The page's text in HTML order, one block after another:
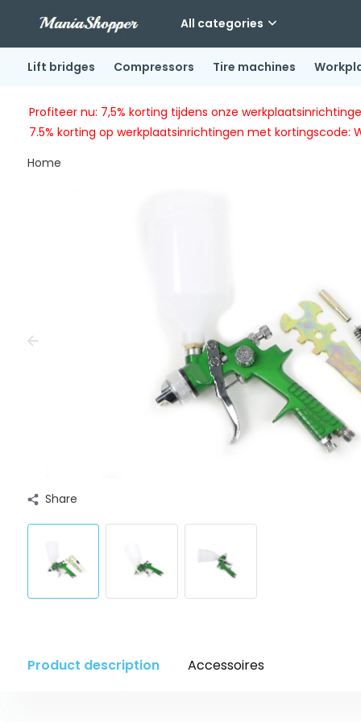
All categories
Lift bridges Compressors Tire machines
Profiteer nu: 7,5% korting tijdens onze
7.5% korting op werkplaatsinrichtingen met kortingscode:
Home
Share
Product description Accessoires